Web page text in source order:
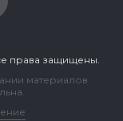
права защищены.
материалов